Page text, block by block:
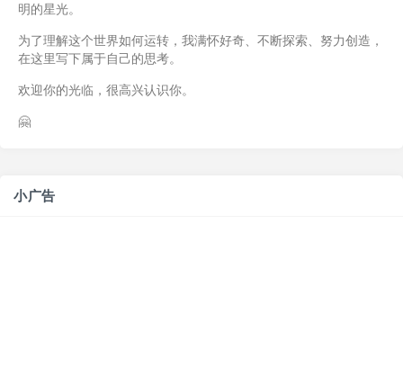
明的星光。
为了理解这个世界如何运转，我满怀好奇、不断探索、努力创造，
在这里写下属于自己的思考。
欢迎你的光临，很高兴认识你。
🤗
小广告